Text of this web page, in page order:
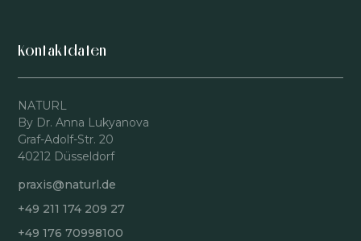
Kontaktdaten
NATURL
By Dr. Anna Lukyanova
Graf-Adolf-Str. 20
40212 Düsseldorf
praxis@naturl.de
+49 211 174 209 27
+49 176 70998100